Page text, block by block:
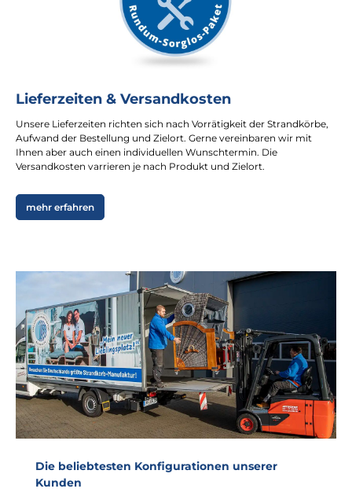
Lieferzeiten & Versandkosten
Unsere Lieferzeiten richten sich nach Vorrätigkeit der Strandkörbe,
Aufwand der Bestellung und Zielort. Gerne vereinbaren wir mit
Ihnen aber auch einen individuellen Wunschtermin. Die
Versandkosten varrieren je nach Produkt und Zielort.
mehr erfahren
Produktgalerie überspringen
Die beliebtesten Konfigurationen unserer
Kunden